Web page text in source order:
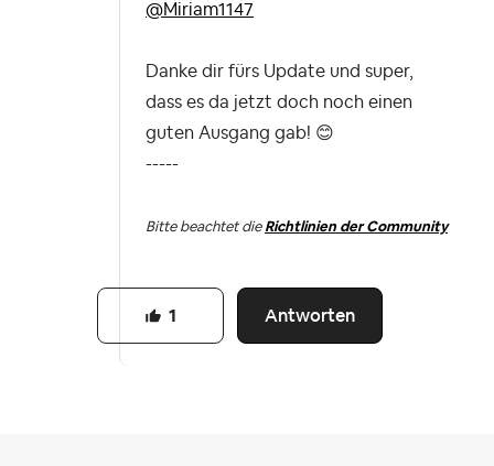
@Miriam1147
Danke dir fürs Update und super,
dass es da jetzt doch noch einen
guten Ausgang gab! 😊
-----
Bitte beachtet die Richtlinien der Community
Antworten
1